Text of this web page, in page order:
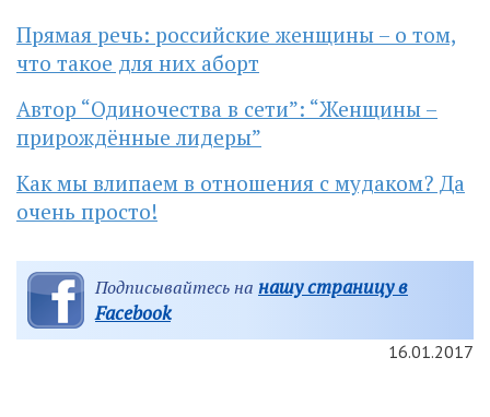
Прямая речь: российские женщины – о том,
что такое для них аборт
Автор “Одиночества в сети”: “Женщины –
прирождённые лидеры”
Как мы влипаем в отношения с мудаком? Да
очень просто!
Подписывайтесь на нашу страницу в
Facebook
16.01.2017